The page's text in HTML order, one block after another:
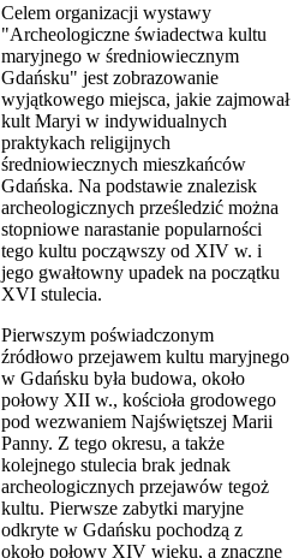
Celem organizacji wystawy
"Archeologiczne świadectwa kultu
maryjnego w średniowiecznym
Gdańsku" jest zobrazowanie
wyjątkowego miejsca, jakie zajmował
kult Maryi w indywidualnych
praktykach religijnych
średniowiecznych mieszkańców
Gdańska. Na podstawie znalezisk
archeologicznych prześledzić można
stopniowe narastanie popularności
tego kultu począwszy od XIV w. i
jego gwałtowny upadek na początku
XVI stulecia.
Pierwszym poświadczonym
źródłowo przejawem kultu maryjnego
w Gdańsku była budowa, około
połowy XII w., kościoła grodowego
pod wezwaniem Najświętszej Marii
Panny. Z tego okresu, a także
kolejnego stulecia brak jednak
archeologicznych przejawów tegoż
kultu. Pierwsze zabytki maryjne
odkryte w Gdańsku pochodzą z
około połowy XIV wieku, a znaczne